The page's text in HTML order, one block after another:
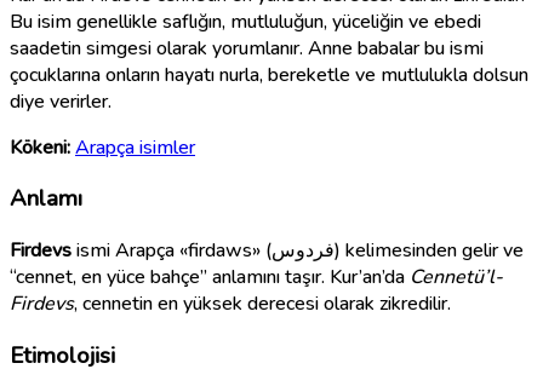
Bu isim genellikle saflığın, mutluluğun, yüceliğin ve ebedi
saadetin simgesi olarak yorumlanır. Anne babalar bu ismi
çocuklarına onların hayatı nurla, bereketle ve mutlulukla dolsun
diye verirler.
Kökeni:Arapça isimler
Anlamı
Firdevsismi Arapça «firdaws» (فردوس) kelimesinden gelir ve
“cennet, en yüce bahçe” anlamını taşır. Kur’an’da Cennetü’l-
Firdevs, cennetin en yüksek derecesi olarak zikredilir.
Etimolojisi